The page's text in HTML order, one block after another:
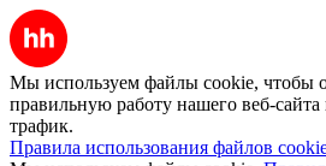
Мы используем файлы cookie, чтобы
правильную работу нашего веб-сайта
трафик.
Правила использования файлов